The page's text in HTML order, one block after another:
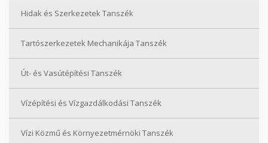
Hidak és Szerkezetek Tanszék
Tartószerkezetek Mechanikája Tanszék
Út- és Vasútépítési Tanszék
Vízépítési és Vízgazdálkodási Tanszék
Vízi Közmű és Környezetmérnöki Tanszék